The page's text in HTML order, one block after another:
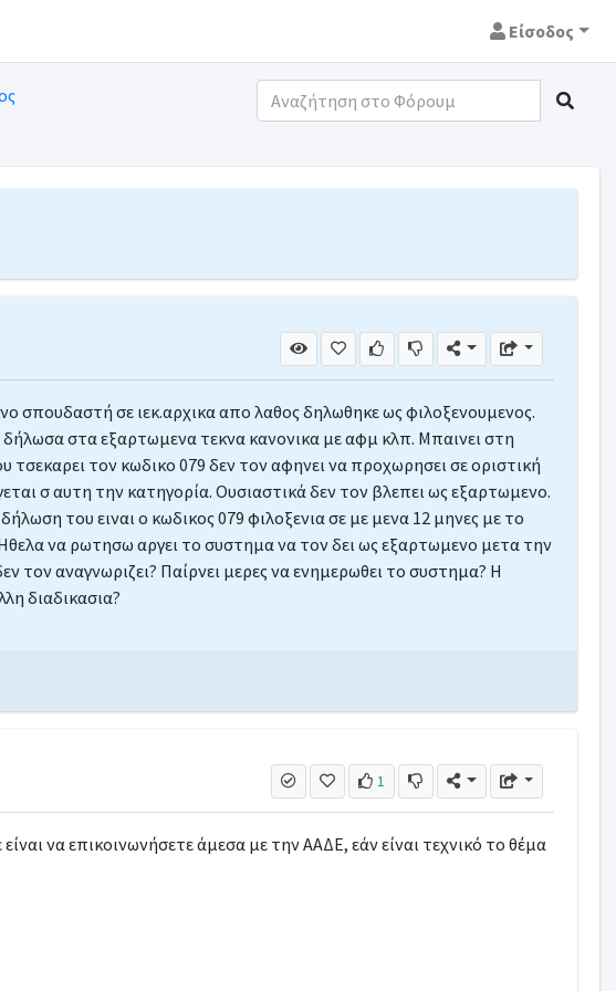
Είσοδος
σπουδαστή σε ιεκ.αρχικα απο λαθος δηλωθηκε ως φιλοξενουμενος.
στα εξαρτωμενα τεκνα κανονικα με αφμ κλπ. Μπαινει στη
τσεκαρει τον κωδικο 079 δεν τον αφηνει να προχωρησει σε οριστική
σ αυτη την κατηγορία. Ουσιαστικά δεν τον βλεπει ως εξαρτωμενο.
του ειναι ο κωδικος 079 φιλοξενια σε με μενα 12 μηνες με το
να ρωτησω αργει το συστημα να τον δει ως εξαρτωμενο μετα την
τον αναγνωριζει? Παίρνει μερες να ενημερωθει το συστημα? Η
διαδικασια
1
να επικοινωνήσετε άμεσα με την ΑΑΔΕ, εάν είναι τεχνικό το θέμα